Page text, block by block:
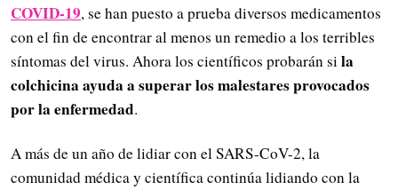
COVID-19, se han puesto a prueba diversos medicamentos
con el fin de encontrar al menos un remedio a los terribles
síntomas del virus. Ahora los científicos probarán sila
colchicina ayuda a superar los malestares provocados
por la enfermedad.
A más de un año de lidiar con el SARS-CoV-2, la
comunidad médica y científica continúa lidiando con la